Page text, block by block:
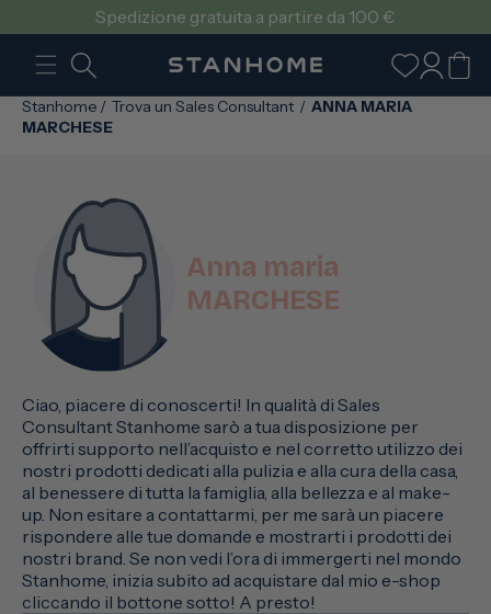
DIRETTAMENTESpedizione gratuita a partire da 100 €
Accedi
Carrello
Stanhome / Trova un Sales Consultant / ANNA MARIA
MARCHESE
Anna maria
MARCHESE
Ciao, piacere di conoscerti! In qualità di Sales
Consultant Stanhome sarò a tua disposizione per
offrirti supporto nell’acquisto e nel corretto utilizzo dei
nostri prodotti dedicati alla pulizia e alla cura della casa,
al benessere di tutta la famiglia, alla bellezza e al make-
up. Non esitare a contattarmi, per me sarà un piacere
rispondere alle tue domande e mostrarti i prodotti dei
nostri brand. Se non vedi l’ora di immergerti nel mondo
Stanhome, inizia subito ad acquistare dal mio e-shop
cliccando il bottone sotto! A presto!